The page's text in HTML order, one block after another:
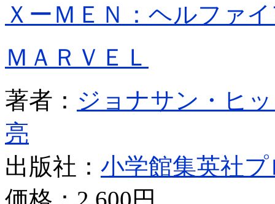
ＸーＭＥＮ：ヘルファ
ＭＡＲＶＥＬ
著者： ジョナサン・ヒ
亮
出版社： 小学館集英社